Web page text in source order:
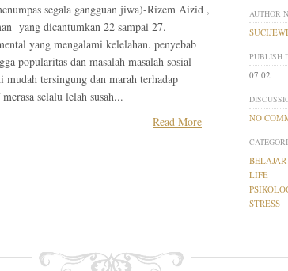
segala gangguan jiwa)-Rizem Aizid ,
yang dicantumkan 22 sampai 27.
yang mengalami kelelahan. penyebab
popularitas dan masalah masalah sosial
tersingung dan marah terhadap
selalu lelah susah...
Read More
AUTHOR
PUBLISH
07.02
NO
BELAJAR
LIFE
STRESS